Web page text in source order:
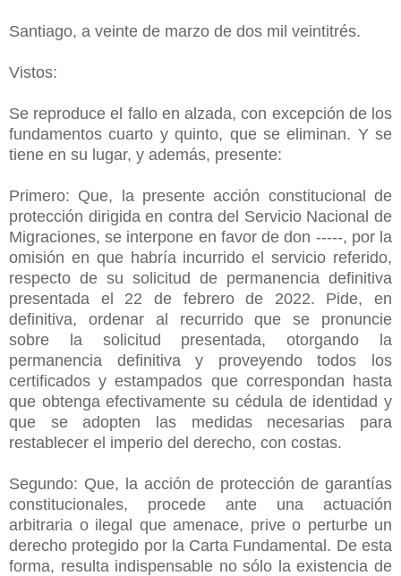
Santiago, a veinte de marzo de dos mil veintitrés.
Vistos:
Se reproduce el fallo en alzada, con excepción de los
fundamentos cuarto y quinto, que se eliminan. Y se
tiene en su lugar, y además, presente:
Primero: Que, la presente acción constitucional de
protección dirigida en contra del Servicio Nacional de
Migraciones, se interpone en favor de don -----, por la
omisión en que habría incurrido el servicio referido,
respecto de su solicitud de permanencia definitiva
presentada el 22 de febrero de 2022. Pide, en
definitiva, ordenar al recurrido que se pronuncie
sobre la solicitud presentada, otorgando la
permanencia definitiva y proveyendo todos los
certificados y estampados que correspondan hasta
que obtenga efectivamente su cédula de identidad y
que se adopten las medidas necesarias para
restablecer el imperio del derecho, con costas.
Segundo: Que, la acción de protección de garantías
constitucionales, procede ante una actuación
arbitraria o ilegal que amenace, prive o perturbe un
derecho protegido por la Carta Fundamental. De esta
forma, resulta indispensable no sólo la existencia de